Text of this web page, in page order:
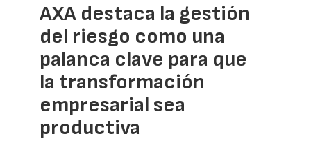
AXA destaca la gestión
del riesgo como una
palanca clave para que
la transformación
empresarial sea
productiva